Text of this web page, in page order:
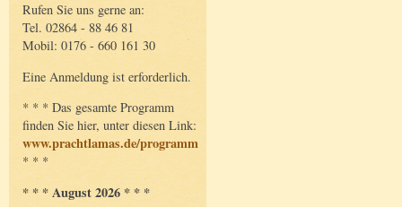
Rufen Sie uns gerne an:
Tel. 02864 - 88 46 81
Mobil: 0176 - 660 161 30
Eine Anmeldung ist erforderlich.
* * * Das gesamte Programm
finden Sie hier, unter diesen Link:
www.prachtlamas.de/programm
* * *
* * * August 2026 * * *